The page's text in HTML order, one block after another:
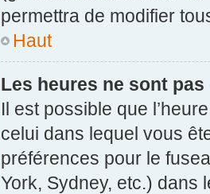
permettra de modifier
Haut
Les heures ne sont
Il est possible que
celui dans lequel vous
préférences pour le
York, Sydney, etc.) dans